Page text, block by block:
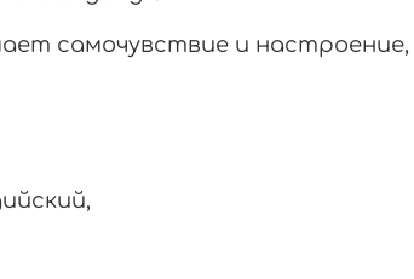
самочувствие и